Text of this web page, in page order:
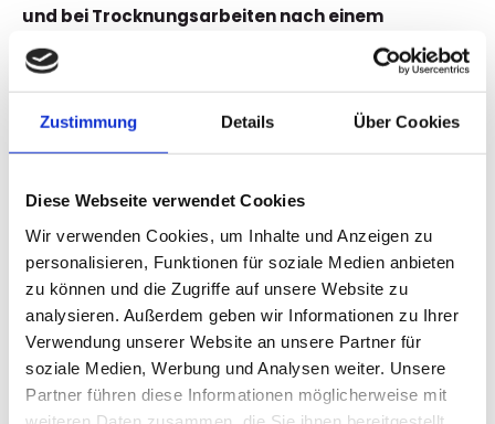
Zustimmung Details Über Cookies
Diese Webseite verwendet Cookies
Wir verwenden Cookies, um Inhalte und Anzeigen zu
personalisieren, Funktionen für soziale Medien anbieten
zu können und die Zugriffe auf unsere Website zu
analysieren. Außerdem geben wir Informationen zu Ihrer
Verwendung unserer Website an unsere Partner für
soziale Medien, Werbung und Analysen weiter. Unsere
Partner führen diese Informationen möglicherweise mit
und bei Trocknungsarbeiten nach einem
Wasserschaden
. Egal ob Wasserschäden, nasse
Wände, Mauer – und Reparaturarbeiten,
Fassadensanierungen oder Abdichtungsarbeiten. Wir
helfen Ihnen Ihr Problem in die Hand zu nehmen.
Rufen Sie uns gerne an und vereinbaren Sie einen
Termin.
Kontakt aufnehmen